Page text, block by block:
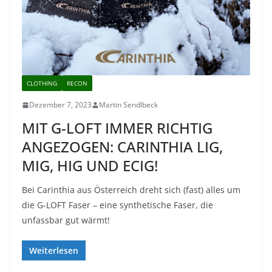
CLOTHING RECON
Dezember 7, 2023 Martin Sendlbeck
MIT G-LOFT IMMER RICHTIG
ANGEZOGEN: CARINTHIA LIG,
MIG, HIG UND ECIG!
Bei Carinthia aus Österreich dreht sich (fast) alles um
die G-LOFT Faser – eine synthetische Faser, die
unfassbar gut wärmt!
Weiterlesen